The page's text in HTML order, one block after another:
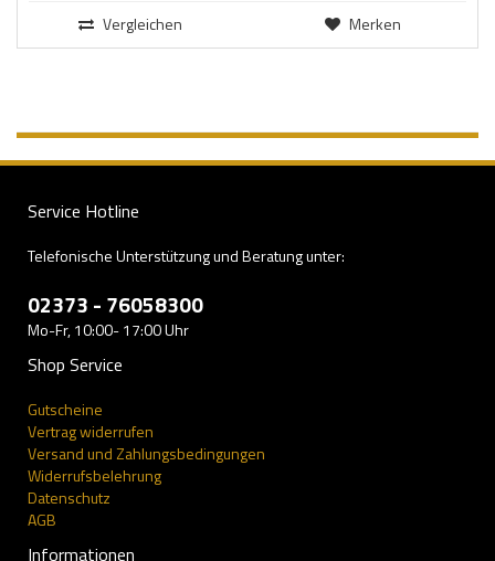
Vergleichen Merken
Service Hotline
Telefonische Unterstützung und Beratung unter:
02373 - 76058300
Mo-Fr, 10:00- 17:00 Uhr
Shop Service
Gutscheine
Vertrag widerrufen
Versand und Zahlungsbedingungen
Widerrufsbelehrung
Datenschutz
AGB
Informationen